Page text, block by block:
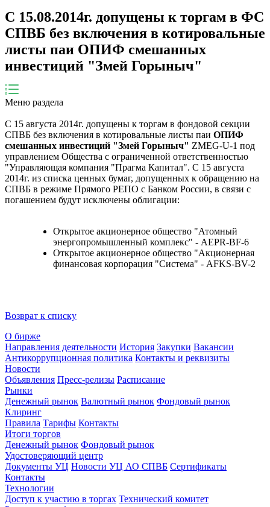
С 15.08.2014г. допущены к торгам в ФС
СПВБ без включения в котировальные
листы паи ОПИФ смешанных
инвестиций "Змей Горыныч"
Меню раздела
С 15 августа 2014г. допущены к торгам в фондовой секции
СПВБ без включения в котировальные листы паи ОПИФ
смешанных инвестиций "Змей Горыныч" ZMEG-U-1 под
управлением Общества с ограниченной ответственностью
"Управляющая компания "Прагма Капитал". С 15 августа
2014г. из списка ценных бумаг, допущенных к обращению на
СПВБ в режиме Прямого РЕПО с Банком России, в связи с
погашением будут исключены облигации:
Открытое акционерное общество "Атомный
энергопромышленный комплекс" - AEPR-BF-6
Открытое акционерное общество "Акционерная
финансовая корпорация "Система" - AFKS-BV-2
Возврат к списку
О бирже
Направления деятельности История Закупки Вакансии
Антикоррупционная политика Контакты и реквизиты
Новости
Объявления Пресс-релизы Расписание
Рынки
Денежный рынок Валютный рынок Фондовый рынок
Клиринг
Правила Тарифы Контакты
Итоги торгов
Денежный рынок Фондовый рынок
Удостоверяющий центр
Документы УЦ Новости УЦ АО СПВБ Сертификаты
Контакты
Технологии
Доступ к участию в торгах Технический комитет